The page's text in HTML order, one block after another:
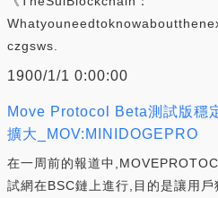
czgsws.
1900/1/1 0:00:00
Move Protocol Beta測試版穩
擴大_MOV:MINIDOGEPRO
在一周前的報道中
試網在BSC鏈上進行,目的是讓用